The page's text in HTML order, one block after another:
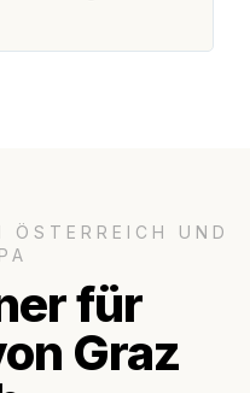
ÖSTERREICH UND
für
Graz